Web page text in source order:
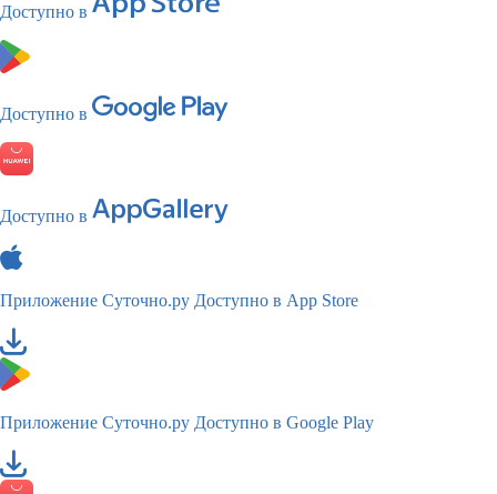
Доступно в
Доступно в
Доступно в
Приложение Суточно.ру Доступно в App Store
Приложение Суточно.ру Доступно в Google Play